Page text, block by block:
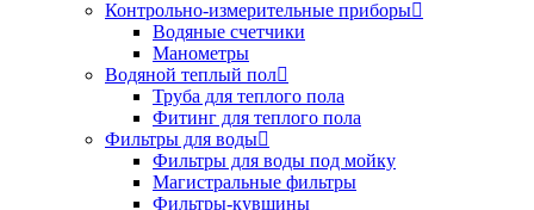
Контрольно-измерительные приборы
Водяные счетчики
Манометры
Водяной теплый пол
Труба для теплого пола
Фитинг для теплого пола
Фильтры для воды
Фильтры для воды под мойку
Магистральные фильтры
Фильтры-кувшины